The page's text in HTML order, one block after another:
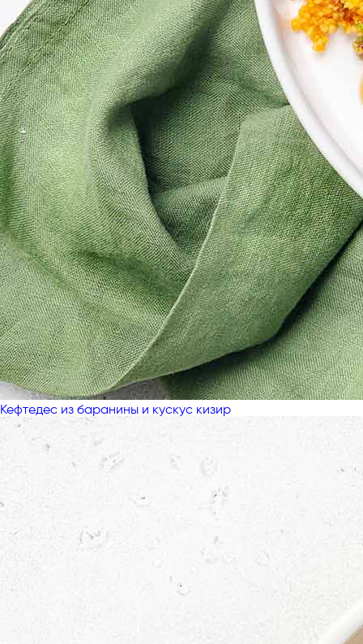
Кефтедес из баранины и кускус кизир